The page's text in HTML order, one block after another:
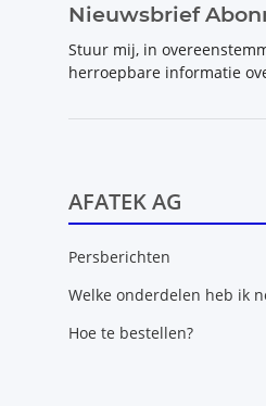
Nieuwsbrief
Stuur mij, in
herroepbare informatie
AFATEK AG
Persberichten
Welke onderdelen heb ik
Hoe te bestellen?